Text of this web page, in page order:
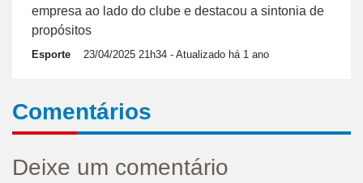
empresa ao lado do clube e destacou a sintonia de
propósitos
Esporte 23/04/2025 21h34 - Atualizado há 1 ano
Comentários
Deixe um comentário